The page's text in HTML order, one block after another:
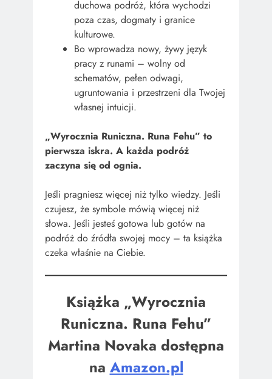
duchowa podróż, która wychodzi
poza czas, dogmaty i granice
kulturowe.
Bo wprowadza nowy, żywy język
pracy z runami – wolny od
schematów, pełen odwagi,
ugruntowania i przestrzeni dla Twojej
własnej intuicji.
„Wyrocznia Runiczna. Runa Fehu” to
pierwsza iskra. A każda podróż
zaczyna się od ognia.
Jeśli pragniesz więcej niż tylko wiedzy. Jeśli
czujesz, że symbole mówią więcej niż
słowa. Jeśli jesteś gotowa lub gotów na
podróż do źródła swojej mocy – ta książka
czeka właśnie na Ciebie.
Książka „Wyrocznia
Runiczna. Runa Fehu”
Martina Novaka dostępna
na Amazon.pl